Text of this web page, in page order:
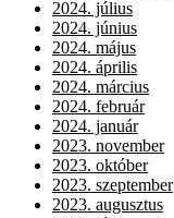
2024. július
2024. június
2024. május
2024. április
2024. március
2024. február
2024. január
2023. november
2023. október
2023. szeptember
2023. augusztus